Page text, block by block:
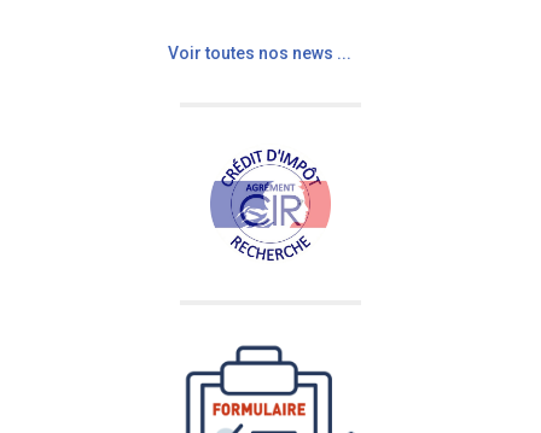
Voir toutes nos news ...